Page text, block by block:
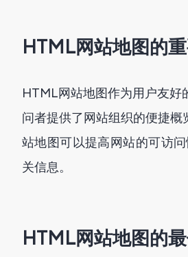
HTML网站地图的
HTML网站地图作为用户友好
问者提供了网站组织的便捷
站地图可以提高网站的可访
关信息。
HTML网站地图的